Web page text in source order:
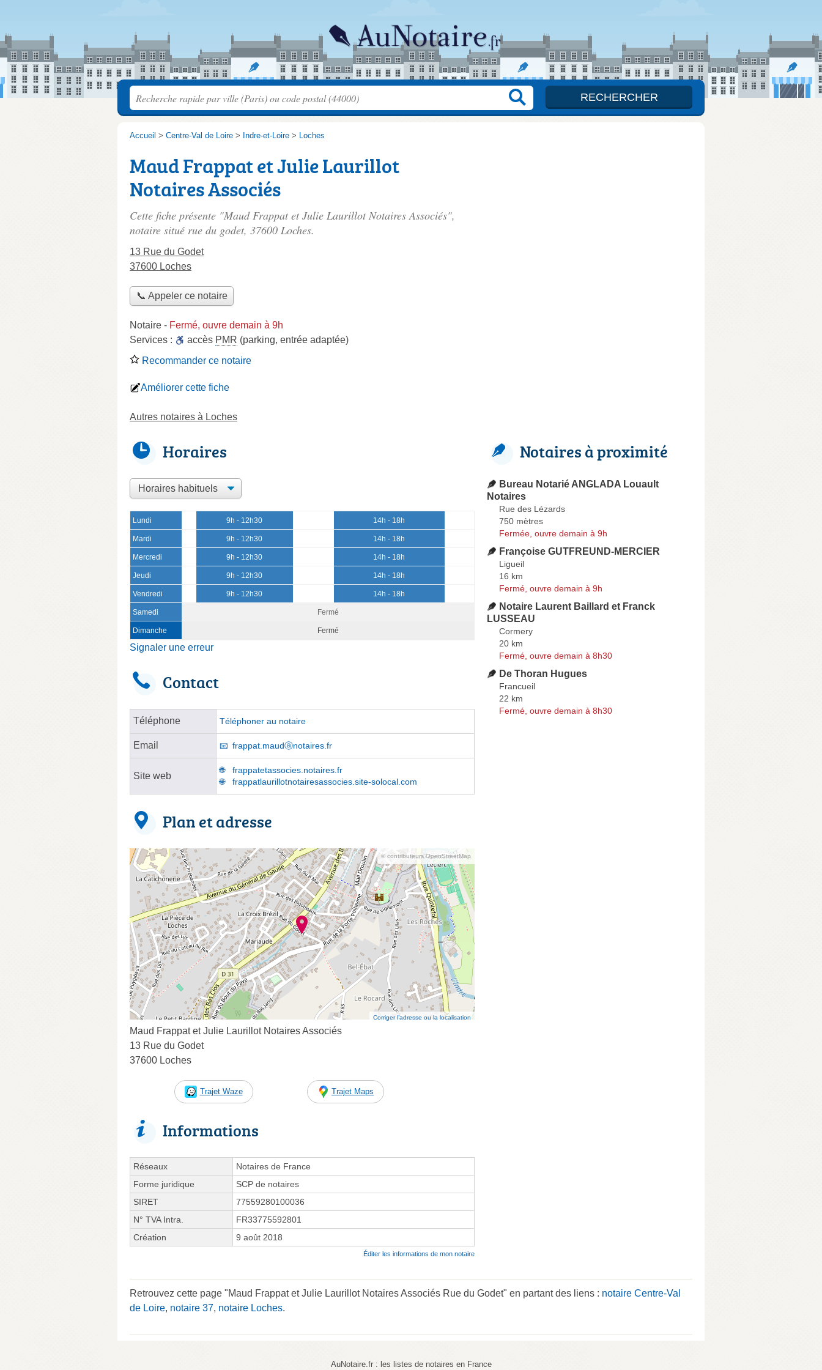
Accueil > Centre-Val de Loire > Indre-et-Loire > Loches
Maud Frappat et Julie Laurillot
Notaires Associés
Cette fiche présente "Maud Frappat et Julie Laurillot Notaires Associés",
notaire situé rue du godet, 37600 Loches.
13 Rue du Godet
37600 Loches
📞 Appeler ce notaire
Notaire - Fermé, ouvre demain à 9h
Services :
accès PMR (parking, entrée adaptée)
Recommander ce notaire
Améliorer cette fiche
Autres notaires à Loches
Horaires
Lundi 9h - 12h30 14h - 18h
Mardi 9h - 12h30 14h - 18h
Mercredi 9h - 12h30 14h - 18h
Jeudi 9h - 12h30 14h - 18h
Vendredi 9h - 12h30 14h - 18h
Samedi Fermé
Dimanche Fermé
Signaler une erreur
Contact
Téléphone Téléphoner au notaire
Email frappat.maudⓐnotaires.fr
Site web
frappatetassocies.notaires.fr
frappatlaurillotnotairesassocies.site-solocal.com
Plan et adresse
© contributeurs OpenStreetMap
Corriger l’adresse ou la localisation
Maud Frappat et Julie Laurillot Notaires Associés
13 Rue du Godet
37600 Loches
Trajet Waze Trajet Maps
Informations
Réseaux
Notaires de France
Forme juridique
SCP de notaires
SIRET
77559280100036
N° TVA Intra.
FR33775592801
Création
9 août 2018
Éditer les informations de mon notaire
Notaires à proximité
Bureau Notarié ANGLADA Louault
Notaires
Rue des Lézards
750 mètres
Fermée, ouvre demain à 9h
Françoise GUTFREUND-MERCIER
Ligueil
16 km
Fermé, ouvre demain à 9h
Notaire Laurent Baillard et Franck
LUSSEAU
Cormery
20 km
Fermé, ouvre demain à 8h30
De Thoran Hugues
Francueil
22 km
Fermé, ouvre demain à 8h30
Retrouvez cette page "Maud Frappat et Julie Laurillot Notaires Associés Rue du Godet" en partant des liens : notaire Centre-Val
de Loire, notaire 37, notaire Loches.
AuNotaire.fr : les listes de notaires en France